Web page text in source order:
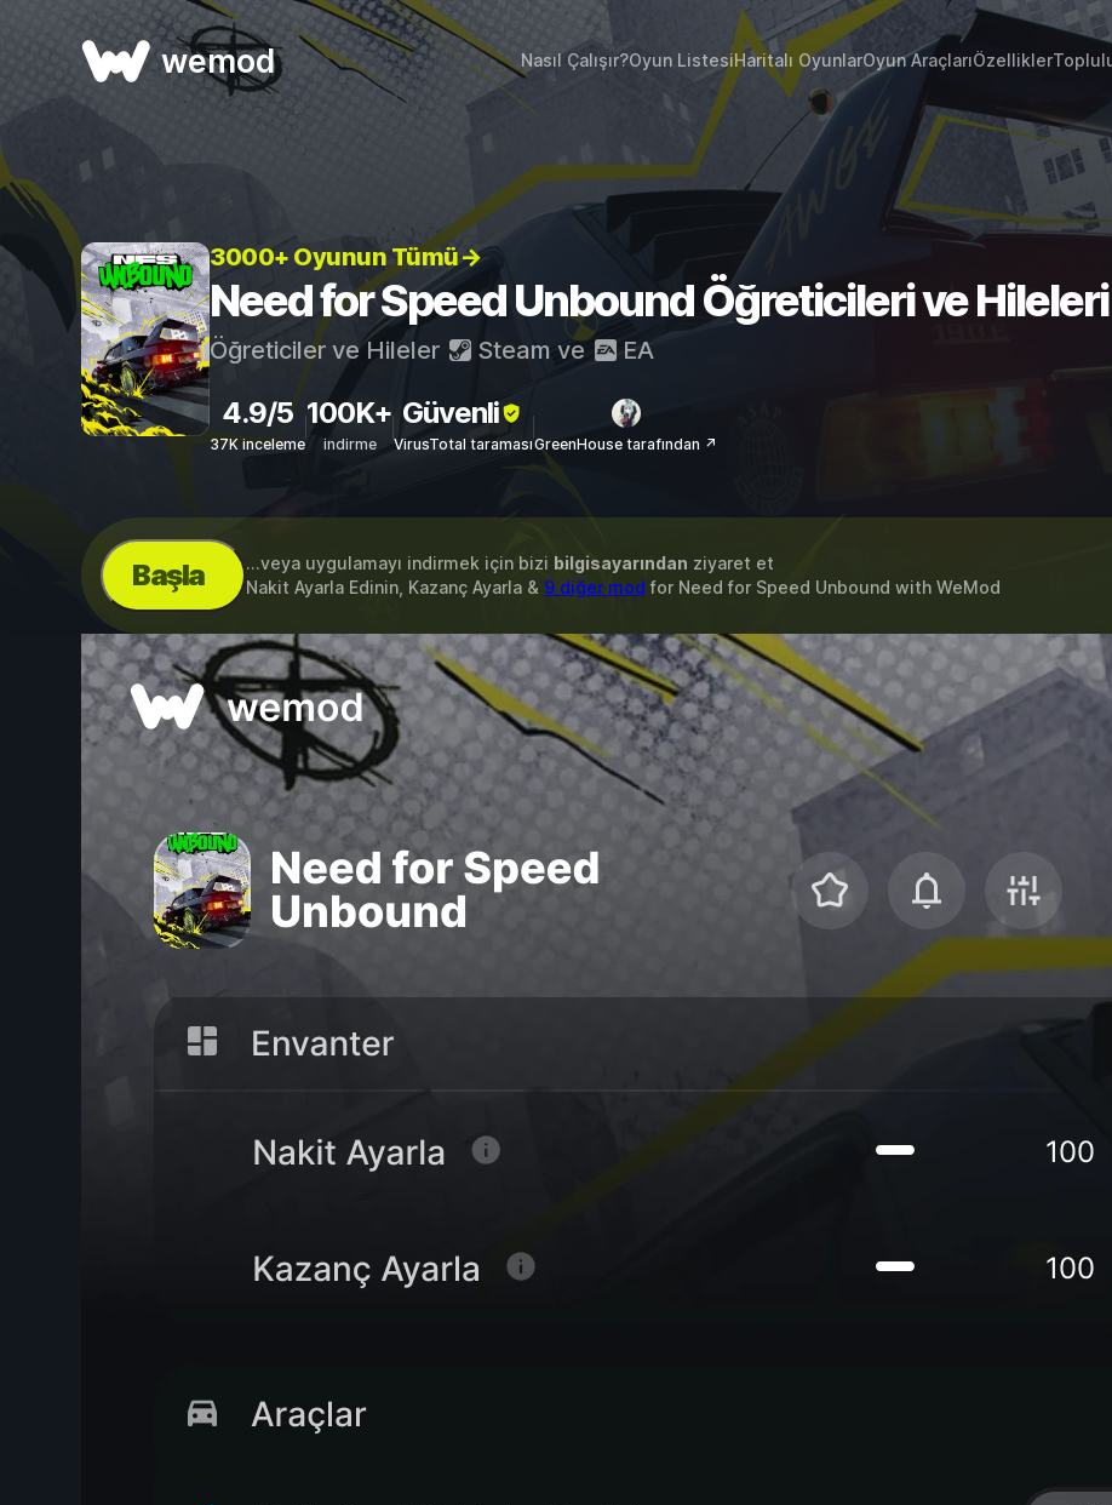
wemod Nasıl Çalışır?Oyun ListesiHaritalı OyunlarOyun AraçlarıÖzellikler
3000+ Oyunun Tümü→
Need for Speed Unbound Öğreticileri ve Hileleri
Öğreticiler ve Hileler Steam ve EA
4.9/5
37K inceleme
100K+
indirme
Güvenli
VirusTotal taramasıGreenHouse tarafından ↗
Başla ...veya uygulamayı indirmek için bizi bilgisayarından ziyaret et
Nakit Ayarla Edinin, Kazanç Ayarla & 9 diğer mod for Need for Speed Unbound with WeMod